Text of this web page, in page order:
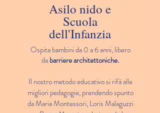
Asilo nido e
Scuola
dell'Infanzia
Ospita bambini da 0 a 6 anni, libero
dabarriere architettoniche.
Il nostro metodo educativo si rifà alle
migliori pedagogie, prendendo spunto
da Maria Montessori, Loris Malaguzzi